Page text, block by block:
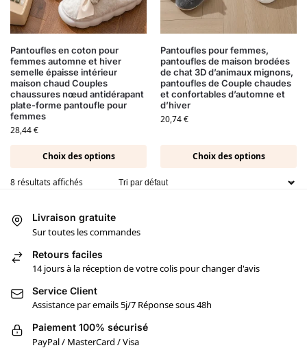
Pantoufles en coton pour
femmes automne et hiver
semelle épaisse intérieur
maison chaud Couples
chaussures nœud antidérapant
plate-forme pantoufle pour
femmes
28,44€
Choix des options
Pantoufles pour femmes,
pantoufles de maison brodées
de chat 3D d’animaux mignons,
pantoufles de Couple chaudes
et confortables d’automne et
d’hiver
20,74€
Choix des options
8 résultats affichés
Livraison gratuite
Sur toutes les commandes
Retours faciles
14 jours à la réception de votre colis pour changer d'avis
Service Client
Assistance par emails 5j/7 Réponse sous 48h
Paiement 100% sécurisé
PayPal / MasterCard / Visa